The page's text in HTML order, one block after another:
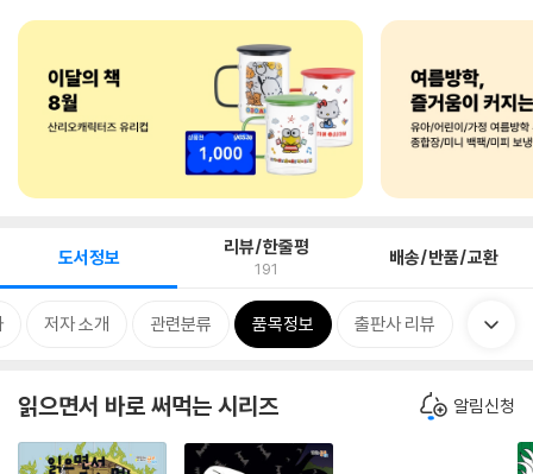
도서정보 리뷰/한줄평
191 배송/반품/교환
저자 소개 관련분류 품목정보 출판사 리뷰
읽으면서 바로 써먹는 시리즈 알림신청